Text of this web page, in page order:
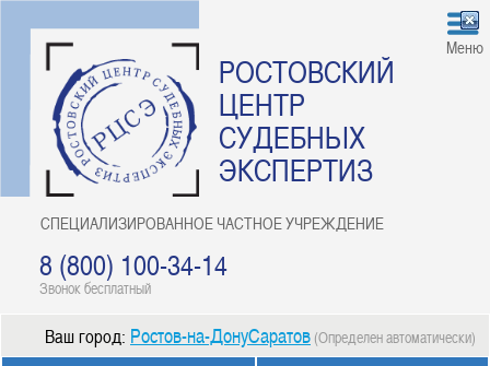
РОСТОВСКИЙ
ЦЕНТР
СУДЕБНЫХ
ЭКСПЕРТИЗ
СПЕЦИАЛИЗИРОВАННОЕ ЧАСТНОЕ УЧРЕЖДЕНИЕ
8 (800) 100-34-14
Звонок бесплатный
Меню
Ваш город: Ростов-на-ДонуСаратов (Определен автоматически)